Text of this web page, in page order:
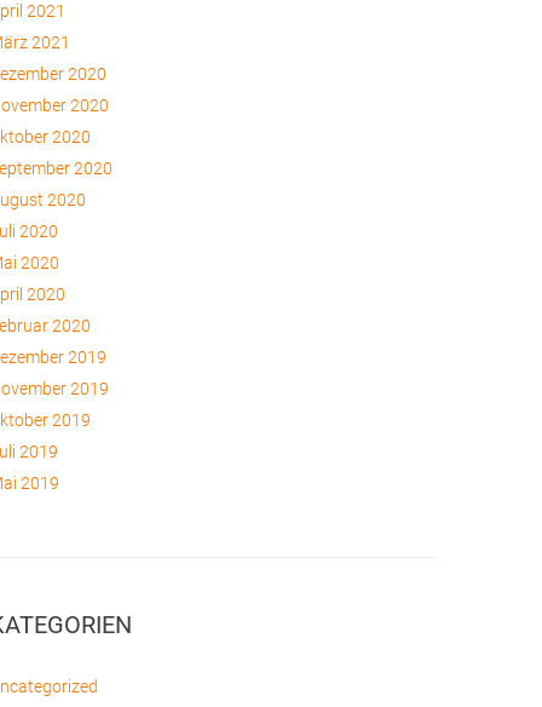
2021
2021
2020
2020
2020
2020
2020
2020
2020
2020
2020
2019
2019
2019
2019
2019